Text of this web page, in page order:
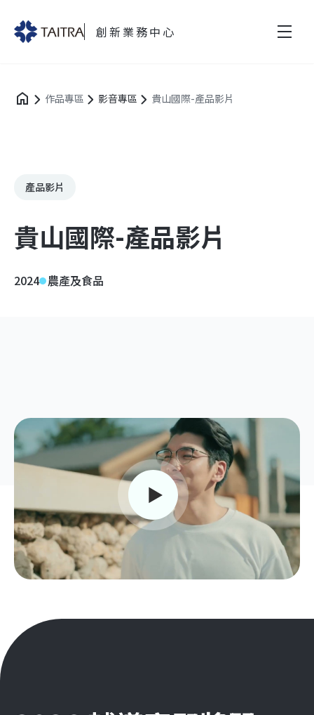
創新業務中心
作品專區 影音專區 貴山國際-產品影片
產品影片
貴山國際-產品影片
2024 農產及食品